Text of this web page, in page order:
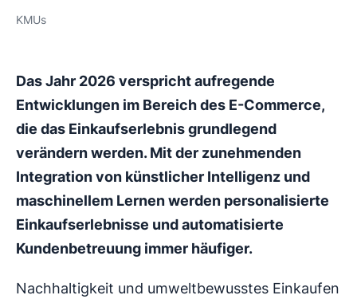
KMUs
Das Jahr 2026 verspricht aufregende
Entwicklungen im Bereich des E-Commerce,
die das Einkaufserlebnis grundlegend
verändern werden. Mit der zunehmenden
Integration von künstlicher Intelligenz und
maschinellem Lernen werden personalisierte
Einkaufserlebnisse und automatisierte
Kundenbetreuung immer häufiger.
Nachhaltigkeit und umweltbewusstes Einkaufen